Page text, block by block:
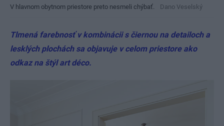
V hlavnom obytnom priestore preto nesmeli chýbať.
Dano Veselský
Tlmená farebnosť v kombinácii s čiernou na detailoch a
lesklých plochách sa objavuje v celom priestore ako
odkaz na štýl art déco.